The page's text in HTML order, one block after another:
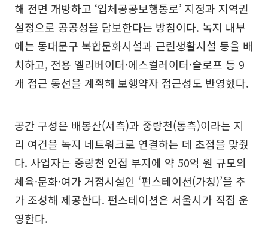
해 전면 개방하고 ‘입체공공보행통로’ 지정과 지역권
설정으로 공공성을 담보한다는 방침이다. 녹지 내부
에는 동대문구 복합문화시설과 근린생활시설 등을 배
치하고, 전용 엘리베이터·에스컬레이터·슬로프 등 9
개 접근 동선을 계획해 보행약자 접근성도 반영했다.
공간 구성은 배봉산(서측)과 중랑천(동측)이라는 지
리 여건을 녹지 네트워크로 연결하는 데 초점을 맞췄
다. 사업자는 중랑천 인접 부지에 약 50억 원 규모의
체육·문화·여가 거점시설인 ‘펀스테이션(가칭)’을 추
가 조성해 제공한다. 펀스테이션은 서울시가 직접 운
영한다.